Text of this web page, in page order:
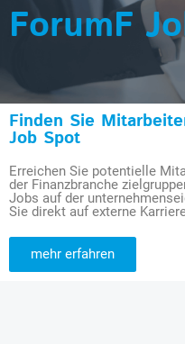
ForumF
Finden Sie
Job Spot
Erreichen Sie potentielle
der Finanzbranche
Jobs auf der
Sie direkt auf externe
mehr erfahren